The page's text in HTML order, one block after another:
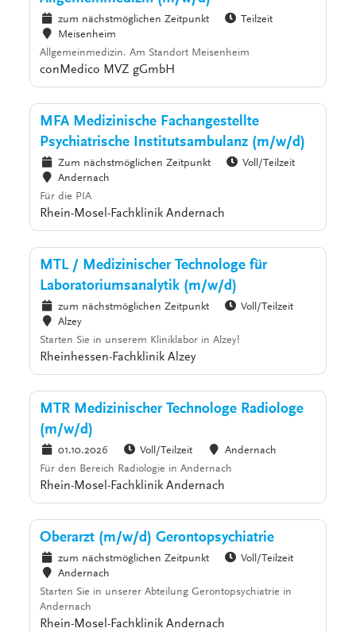
zum nächstmöglichen Zeitpunkt
Teilzeit
Meisenheim
Allgemeinmedizin. Am Standort Meisenheim
conMedico MVZ gGmbH
MFA Medizinische Fachangestellte
Psychiatrische Institutsambulanz (m/w/d)
Zum nächstmöglichen Zeitpunkt
Voll/Teilzeit
Andernach
Für die PIA
Rhein-Mosel-Fachklinik Andernach
MTL / Medizinischer Technologe für
Laboratoriumsanalytik (m/w/d)
zum nächstmöglichen Zeitpunkt
Voll/Teilzeit
Alzey
Starten Sie in unserem Kliniklabor in Alzey!
Rheinhessen-Fachklinik Alzey
MTR Medizinischer Technologe Radiologe
(m/w/d)
01.10.2026 Voll/Teilzeit
Andernach
Für den Bereich Radiologie in Andernach
Rhein-Mosel-Fachklinik Andernach
Oberarzt (m/w/d) Gerontopsychiatrie
zum nächstmöglichen Zeitpunkt
Voll/Teilzeit
Andernach
Starten Sie in unserer Abteilung Gerontopsychiatrie in
Andernach
Rhein-Mosel-Fachklinik Andernach